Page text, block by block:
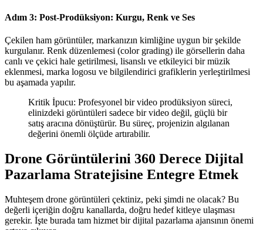
Adım 3: Post-Prodüksiyon: Kurgu, Renk ve Ses
Çekilen ham görüntüler, markanızın kimliğine uygun bir şekilde
kurgulanır. Renk düzenlemesi (color grading) ile görsellerin daha
canlı ve çekici hale getirilmesi, lisanslı ve etkileyici bir müzik
eklenmesi, marka logosu ve bilgilendirici grafiklerin yerleştirilmesi
bu aşamada yapılır.
Kritik İpucu: Profesyonel bir video prodüksiyon süreci,
elinizdeki görüntüleri sadece bir video değil, güçlü bir
satış aracına dönüştürür. Bu süreç, projenizin algılanan
değerini önemli ölçüde artırabilir.
Drone Görüntülerini 360 Derece Dijital
Pazarlama Stratejisine Entegre Etmek
Muhteşem drone görüntüleri çektiniz, peki şimdi ne olacak? Bu
değerli içeriğin doğru kanallarda, doğru hedef kitleye ulaşması
gerekir. İşte burada tam hizmet bir dijital pazarlama ajansının önemi